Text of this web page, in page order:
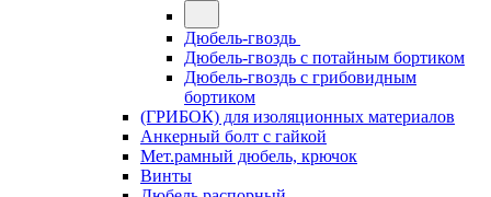
Дюбель-гвоздь
Дюбель-гвоздь с потайным бортиком
Дюбель-гвоздь с грибовидным
бортиком
(ГРИБОК) для изоляционных материалов
Анкерный болт с гайкой
Мет.рамный дюбель, крючок
Винты